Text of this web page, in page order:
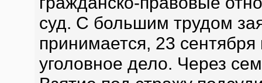
суд. С большим трудом
принимается, 23
уголовное дело. Через